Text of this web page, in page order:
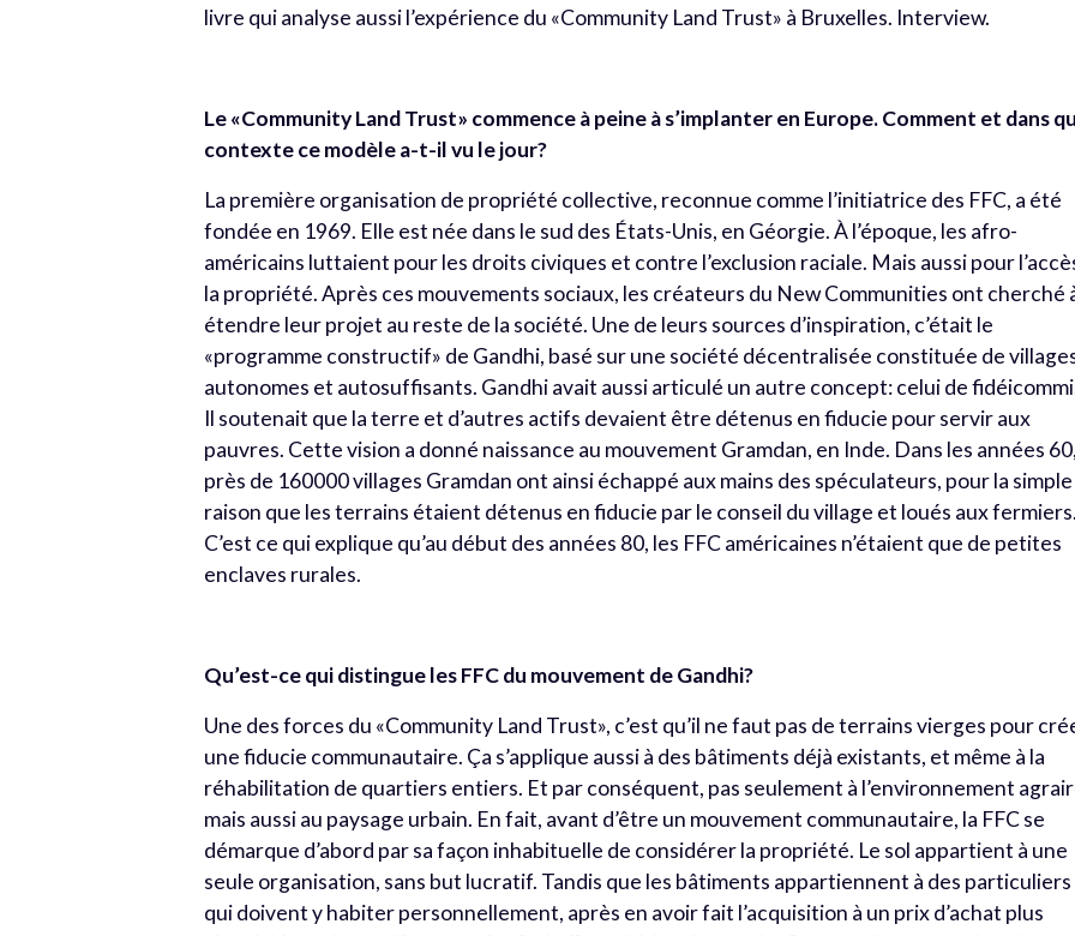
livre qui analyse aussi l’expérience du «Community Land Trust» à Bruxelles. Interview.
Le «Community Land Trust» commence à peine à s’implanter en Europe. Comment et dans
contexte ce modèle a-t-il vu le jour?
La première organisation de propriété collective, reconnue comme l’initiatrice des FFC, a été
fondée en 1969. Elle est née dans le sud des États-Unis, en Géorgie. À l’époque, les afro-
américains luttaient pour les droits civiques et contre l’exclusion raciale. Mais aussi pour
la propriété. Après ces mouvements sociaux, les créateurs du New Communities ont cherché
étendre leur projet au reste de la société. Une de leurs sources d’inspiration, c’était le
«programme constructif» de Gandhi, basé sur une société décentralisée constituée de
autonomes et autosuffisants. Gandhi avait aussi articulé un autre concept: celui de
Il soutenait que la terre et d’autres actifs devaient être détenus en fiducie pour servir aux
pauvres. Cette vision a donné naissance au mouvement Gramdan, en Inde. Dans les années 60,
près de 160000 villages Gramdan ont ainsi échappé aux mains des spéculateurs, pour la simple
raison que les terrains étaient détenus en fiducie par le conseil du village et loués aux fermiers.
C’est ce qui explique qu’au début des années 80, les FFC américaines n’étaient que de petites
enclaves rurales.
Qu’est-ce qui distingue les FFC du mouvement de Gandhi?
Une des forces du «Community Land Trust», c’est qu’il ne faut pas de terrains vierges pour
une fiducie communautaire. Ça s’applique aussi à des bâtiments déjà existants, et même à la
réhabilitation de quartiers entiers. Et par conséquent, pas seulement à l’environnement
mais aussi au paysage urbain. En fait, avant d’être un mouvement communautaire, la FFC se
démarque d’abord par sa façon inhabituelle de considérer la propriété. Le sol appartient à une
seule organisation, sans but lucratif. Tandis que les bâtiments appartiennent à des particuliers
qui doivent y habiter personnellement, après en avoir fait l’acquisition à un prix d’achat plus